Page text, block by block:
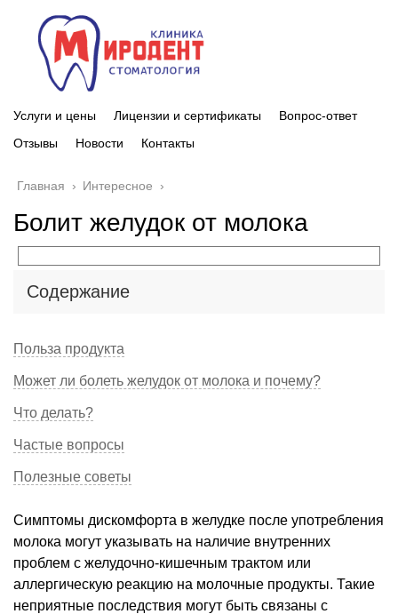
Услуги и цены Лицензии и сертификаты
Вопрос-ответ
Отзывы
Новости Контакты
Главная › Интересное ›
Болит желудок от молока
Содержание
Польза продукта
Может ли болеть желудок от молока и почему?
Что делать?
Частые вопросы
Полезные советы
Симптомы дискомфорта в желудке после употребления
молока могут указывать на наличие внутренних
проблем с желудочно-кишечным трактом или
аллергическую реакцию на молочные продукты. Такие
неприятные последствия могут быть связаны с